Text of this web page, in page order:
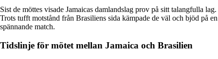
Sist de möttes visade Jamaicas damlandslag prov på sitt talangfulla lag.
Trots tufft motstånd från Brasiliens sida kämpade de väl och bjöd på en
spännande match.
Tidslinje för mötet mellan Jamaica och Brasilien